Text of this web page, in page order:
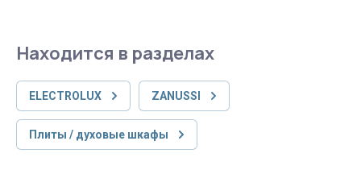
Находится в разделах
ELECTROLUX ZANUSSI
Плиты / духовые шкафы